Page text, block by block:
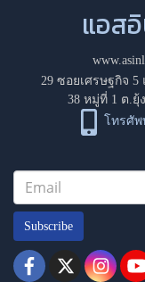
แอส
29 ซอยเศรษฐกิจ 5
38 หมู่ที่ 1 ต.ยุ้
โทรศัพ
Subscribe